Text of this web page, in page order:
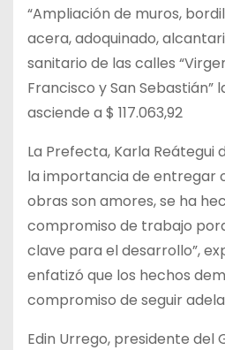
“Ampliación de muros,
acera, adoquinado,
sanitario de las calles
Francisco y San Sebastián”
asciende a $ 117.063,92
La Prefecta, Karla
la importancia de entregar
obras son amores, se ha
compromiso de trabajo
clave para el desarrollo”,
enfatizó que los hechos
compromiso de seguir
Edin Urrego, presidente del